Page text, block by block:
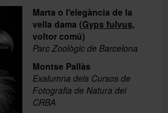
Marta o l'elegància de la
vella dama (Gyps fulvus,
voltor comú)
Parc Zoològic de Barcelona
Montse Pallàs
Exalumna dels Cursos de
Fotografia de Natura del
CRBA